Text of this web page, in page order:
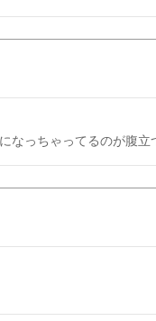
っちゃってるのが腹立